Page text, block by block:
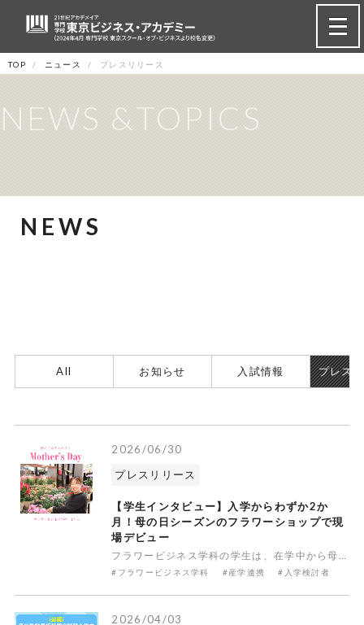
TOP ニュース プレスリリース
NEWS &TOPICS
NEWS
All お知らせ 入試情報 プレス
2026/06/30
プレスリリース
【学生インタビュー】入学からわずか2か
月！母の日シーズンのフラワーショップで現
場デビュー
フラワービジネス学科の学生は、在学中から母の日シーズンにフラワーショップでアルバイトを経験します。今年の母の日も、1年生が入学からわずか2か月で現場デビューを果たしました！今回は、1892年から続く歴史ある名店、「ゴトウフローリスト（株式会社ゴトウ花店）」で3日間のアルバイトを
#フラワービジネス学科 #産学連携 #入学検討者
2026/04/03